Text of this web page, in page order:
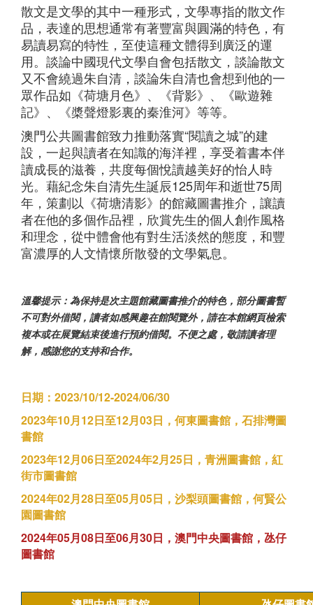
散文是文學的其中一種形式，文學專指的散文作
品，表達的思想通常有著豐富與圓滿的特色，有
易讀易寫的特性，至使這種文體得到廣泛的運
用。談論中國現代文學自會包括散文，談論散文
又不會繞過朱自清，談論朱自清也會想到他的一
眾作品如《荷塘月色》、《背影》、《歐遊雜
記》、《槳聲燈影裏的秦淮河》等等。
澳門公共圖書館致力推動落實“閱讀之城”的建
設，一起與讀者在知識的海洋裡，享受着書本伴
讀成長的滋養，共度每個悅讀越美好的怡人時
光。藉紀念朱自清先生誕辰125周年和逝世75周
年，策劃以《荷塘清影》的館藏圖書推介，讓讀
者在他的多個作品裡，欣賞先生的個人創作風格
和理念，從中體會他有對生活淡然的態度，和豐
富濃厚的人文情懷所散發的文學氣息。
溫馨提示：為保持是次主題館藏圖書推介的特色，部分圖書暫
不可對外借閱，讀者如感興趣在館閱覽外，請在本館網頁檢索
複本或在展覽結束後進行預約借閱。不便之處，敬請讀者理
解，感謝您的支持和合作。
日期：2023/10/12-2024/06/30
2023年10月12日至12月03日，何東圖書館，石排灣圖
書館
2023年12月06日至2024年2月25日，青洲圖書館，紅
街市圖書館
2024年02月28日至05月05日，沙梨頭圖書館，何賢公
園圖書館
2024年05月08日至06月30日，澳門中央圖書館，氹仔
圖書館